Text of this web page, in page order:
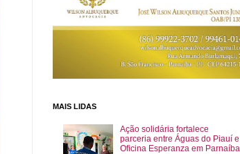
MAIS LIDAS
Ação solidária fortalece
parceria entre Águas do Piauí e
Oficina Esperanza em Parnaíba